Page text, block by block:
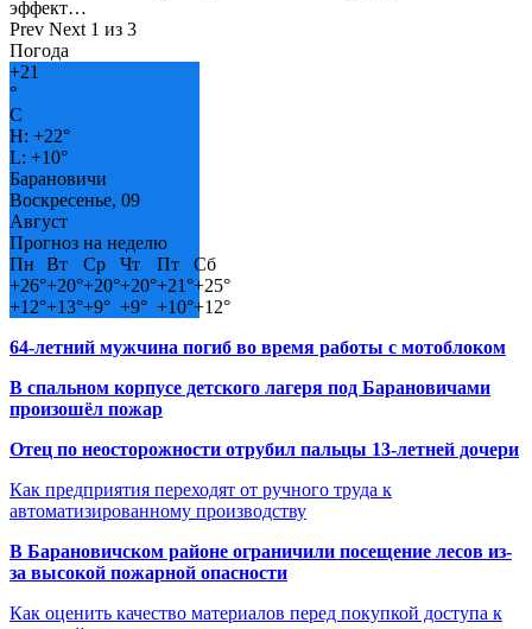
эффект…
Prev Next 1 из 3
Погода
+21
°
C
H: +22°
L: +10°
Барановичи
Воскресенье, 09
Август
Прогноз на неделю
Пн
Вт Ср Чт Пт
Сб
+26°+20°+20°+20°+21°+25°
+12°+13°+9° +9° +10°+12°
64-летний мужчина погиб во время работы с мотоблоком
В спальном корпусе детского лагеря под Барановичами
произошёл пожар
Отец по неосторожности отрубил пальцы 13-летней дочери
Как предприятия переходят от ручного труда к
автоматизированному производству
В Барановичском районе ограничили посещение лесов из-
за высокой пожарной опасности
Как оценить качество материалов перед покупкой доступа к